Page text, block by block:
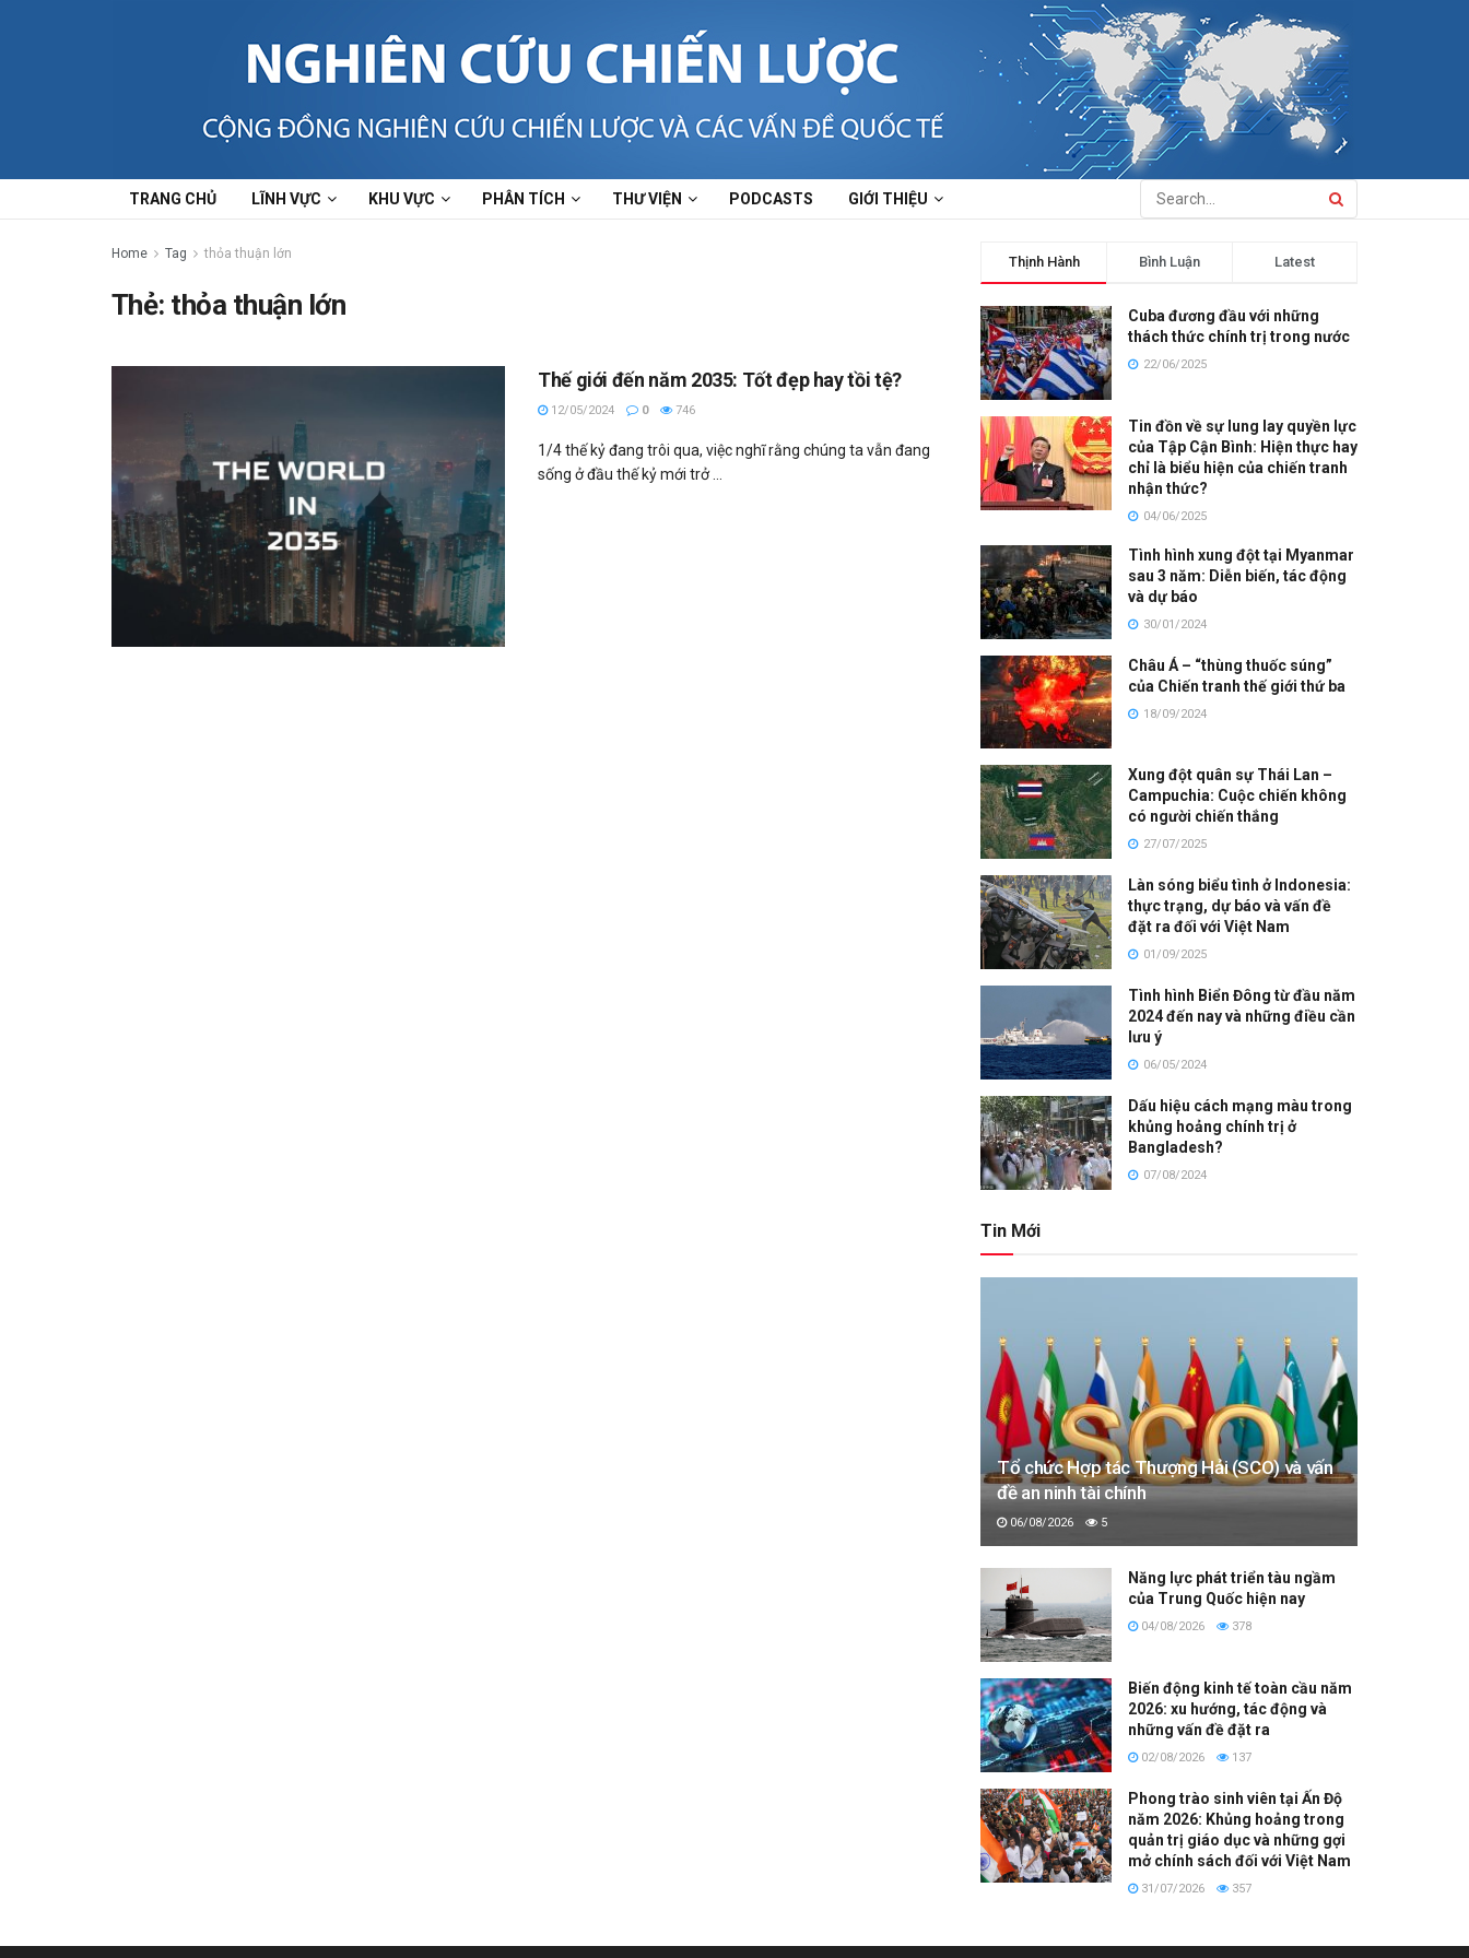
TRANG CHỦ LĨNH VỰC KHU VỰC PHÂN TÍCH THƯ VIỆN PODCASTS GIỚI THIỆU
Home Tag thỏa thuận lớn
Thẻ: thỏa thuận lớn
Thế giới đến năm 2035: Tốt đẹp hay tồi tệ?
12/05/2024 0 746
1/4 thế kỷ đang trôi qua, việc nghĩ rằng chúng ta vẫn đang
sống ở đầu thế kỷ mới trở ...
Thịnh Hành Bình Luận Latest
Cuba đương đầu với những
thách thức chính trị trong nước
22/06/2025
Tin đồn về sự lung lay quyền lực
của Tập Cận Bình: Hiện thực hay
chỉ là biểu hiện của chiến tranh
nhận thức?
04/06/2025
Tình hình xung đột tại Myanmar
sau 3 năm: Diễn biến, tác động
và dự báo
30/01/2024
Châu Á – “thùng thuốc súng”
của Chiến tranh thế giới thứ ba
18/09/2024
Xung đột quân sự Thái Lan –
Campuchia: Cuộc chiến không
có người chiến thắng
27/07/2025
Làn sóng biểu tình ở Indonesia:
thực trạng, dự báo và vấn đề
đặt ra đối với Việt Nam
01/09/2025
Tình hình Biển Đông từ đầu năm
2024 đến nay và những điều cần
lưu ý
06/05/2024
Dấu hiệu cách mạng màu trong
khủng hoảng chính trị ở
Bangladesh?
07/08/2024
Tin Mới
Tổ chức Hợp tác Thượng Hải (SCO) và vấn
đề an ninh tài chính
06/08/2026 5
Năng lực phát triển tàu ngầm
của Trung Quốc hiện nay
04/08/2026 378
Biến động kinh tế toàn cầu năm
2026: xu hướng, tác động và
những vấn đề đặt ra
02/08/2026 137
Phong trào sinh viên tại Ấn Độ
năm 2026: Khủng hoảng trong
quản trị giáo dục và những gợi
mở chính sách đối với Việt Nam
31/07/2026 357